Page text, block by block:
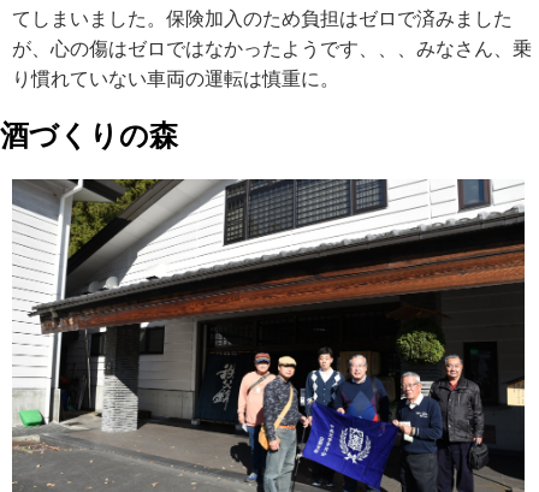
てしまいました。保険加入のため負担はゼロで済みました
が、心の傷はゼロではなかったようです、、、みなさん、乗
り慣れていない車両の運転は慎重に。
酒づくりの森